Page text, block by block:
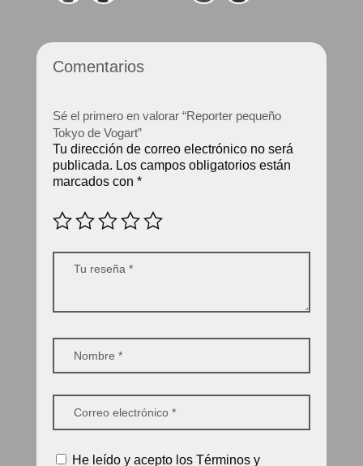
Comentarios
Sé el primero en valorar “Reporter pequeño
Tokyo de Vogart”
Tu dirección de correo electrónico no será
publicada. Los campos obligatorios están
marcados con *
He leído y acepto los Términos y